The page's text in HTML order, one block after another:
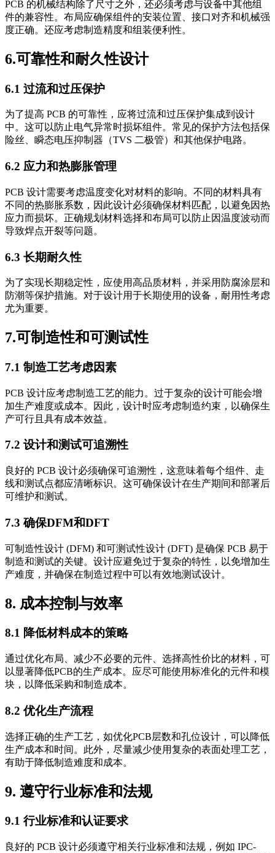
PCB 的机械结构除了尺寸之外，还必须考虑与设备中其他组
件的兼容性。布局应确保组件的安装位置、接口对齐和机械强
度正确。还应考虑制造精度和组装便利性。
6.可靠性和耐久性设计
6.1 过流和过压保护
为了提高 PCB 的可靠性，应将过流和过压保护集成到设计
中。这可以防止电气异常时损坏组件。常见的保护方法包括保
险丝、瞬态电压抑制器（TVS 二极管）和其他保护电路。
6.2 应力和热膨胀管理
PCB 设计需要考虑温度变化对材料的影响。不同的材料具有
不同的热膨胀系数，因此设计必须确保材料匹配，以避免因热
应力而损坏。正确规划材料选择和布局可以防止因温度波动而
导致焊点开裂等问题。
6.3 长期耐久性
为了实现长期稳定性，应使用高品质材料，并采用防腐涂层和
防潮等保护措施。对于设计用于长期使用的设备，耐用性考虑
尤为重要。
7.可制造性和可测试性
7.1 制造工艺考虑因素
PCB 设计应考虑制造工艺的能力。过于复杂的设计可能会增
加生产难度或成本。因此，设计时应考虑制造约束，以确保生
产可行且具有成本效益。
7.2 设计和测试可追溯性
良好的 PCB 设计必须确保可追溯性，这意味着每个组件、走
线和测试点都应清晰标识。这可确保设计在生产期间和部署后
可维护和测试。
7.3 确保DFM和DFT
可制造性设计 (DFM) 和可测试性设计 (DFT) 是确保 PCB 易于
制造和测试的关键。设计应避免过于复杂的特性，以免增加生
产难度，并确保在制造过程中可以有效地测试设计。
8. 成本控制与效率
8.1 降低材料成本的策略
通过优化布局、减少不必要的元件、选择高性价比的材料，可
以显著降低PCB的生产成本。应尽可能使用标准化的元件和模
块，以降低采购和制造成本。
8.2 优化生产流程
选择正确的生产工艺，如优化PCB层数和孔位设计，可以降低
生产成本和时间。此外，尽量减少使用复杂的表面处理工艺，
有助于降低制造难度和成本。
9. 遵守行业标准和法规
9.1 行业标准和认证要求
良好的 PCB 设计必须遵守相关行业标准和法规，例如 IPC-